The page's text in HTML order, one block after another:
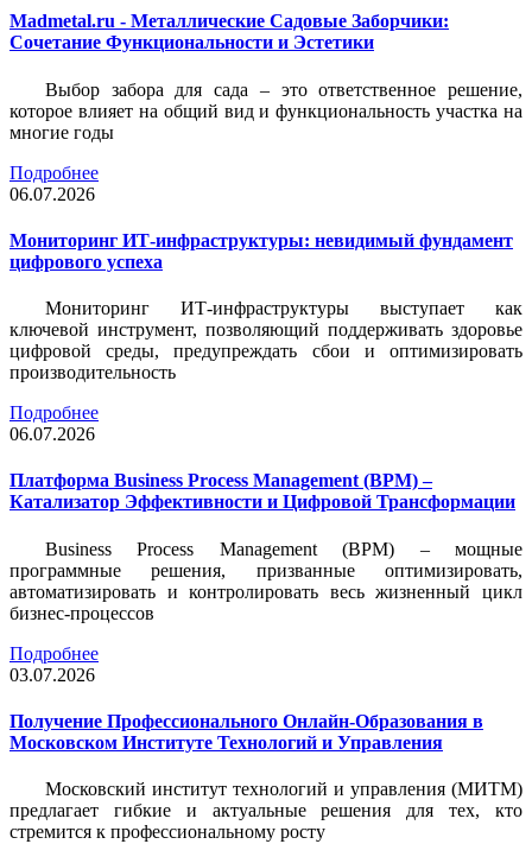
Madmetal.ru - Металлические Садовые Заборчики:
Сочетание Функциональности и Эстетики
Выбор забора для сада – это ответственное решение,
которое влияет на общий вид и функциональность участка на
многие годы
Подробнее
06.07.2026
Мониторинг ИТ-инфраструктуры: невидимый фундамент
цифрового успеха
Мониторинг ИТ-инфраструктуры выступает как
ключевой инструмент, позволяющий поддерживать здоровье
цифровой среды, предупреждать сбои и оптимизировать
производительность
Подробнее
06.07.2026
Платформа Business Process Management (BPM) –
Катализатор Эффективности и Цифровой Трансформации
Business Process Management (BPM) – мощные
программные решения, призванные оптимизировать,
автоматизировать и контролировать весь жизненный цикл
бизнес-процессов
Подробнее
03.07.2026
Получение Профессионального Онлайн-Образования в
Московском Институте Технологий и Управления
Московский институт технологий и управления (МИТМ)
предлагает гибкие и актуальные решения для тех, кто
стремится к профессиональному росту